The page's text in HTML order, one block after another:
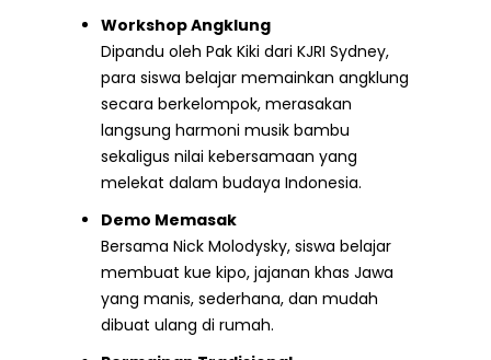
Workshop Angklung
Dipandu oleh Pak Kiki dari KJRI Sydney,
para siswa belajar memainkan angklung
secara berkelompok, merasakan
langsung harmoni musik bambu
sekaligus nilai kebersamaan yang
melekat dalam budaya Indonesia.
Demo Memasak
Bersama Nick Molodysky, siswa belajar
membuat kue kipo, jajanan khas Jawa
yang manis, sederhana, dan mudah
dibuat ulang di rumah.